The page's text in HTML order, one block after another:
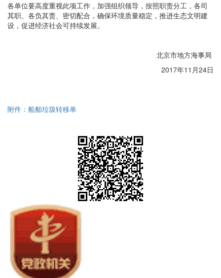
各单位要高度重视此项工作，加强组织领导，按照职责分工，各司
其职、各负其责、密切配合，确保环境质量稳定，推进生态文明建
设，促进经济社会可持续发展。
北京市地方海事局
2017年11月24日
附件：船舶垃圾转移单